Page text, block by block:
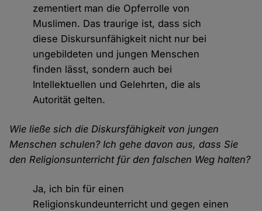
zementiert man die Opferrolle von
Muslimen. Das traurige ist, dass sich
diese Diskursunfähigkeit nicht nur bei
ungebildeten und jungen Menschen
finden lässt, sondern auch bei
Intellektuellen und Gelehrten, die als
Autorität gelten.
Wie ließe sich die Diskursfähigkeit von jungen
Menschen schulen? Ich gehe davon aus, dass Sie
den Religionsunterricht für den falschen Weg halten?
Ja, ich bin für einen
Religionskundeunterricht und gegen einen